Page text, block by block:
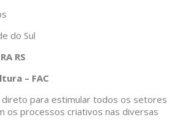
do Sul
RS
– FAC
para estimular todos os setores
os processos criativos nas diversas